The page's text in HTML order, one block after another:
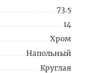
73.5
14
Хром
Напольный
Круглая